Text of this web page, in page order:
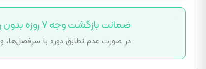
ضمانت بازگشت وجه ۷ روزه بدون ریسک
در صورت عدم تطابق دوره با سرفصل‌ها،